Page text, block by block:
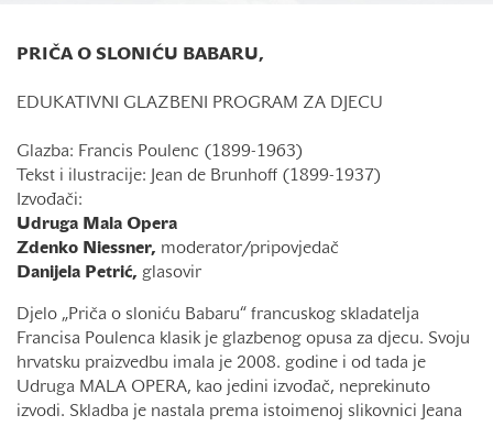
PRIČA O SLONIĆU BABARU,
EDUKATIVNI GLAZBENI PROGRAM ZA DJECU
Glazba: Francis Poulenc (1899-1963)
Tekst i ilustracije: Jean de Brunhoff (1899-1937)
Izvođači:
Udruga Mala Opera
Zdenko Niessner, moderator/pripovjedač
Danijela Petrić, glasovir
Djelo „Priča o sloniću Babaru“ francuskog skladatelja
Francisa Poulenca klasik je glazbenog opusa za djecu. Svoju
hrvatsku praizvedbu imala je 2008. godine i od tada je
Udruga MALA OPERA, kao jedini izvođač, neprekinuto
izvodi. Skladba je nastala prema istoimenoj slikovnici Jeana